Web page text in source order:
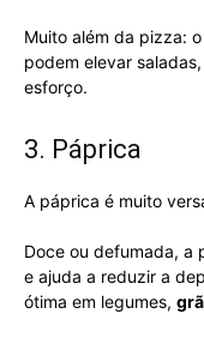
Muito além da pizza:
podem elevar
esforço.
3. Páprica
A páprica é muito
Doce ou defumada, a
e ajuda a reduzir a
ótima em legumes,